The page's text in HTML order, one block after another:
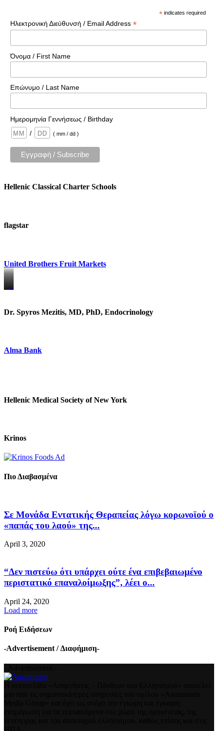
* indicates required
Ηλεκτρονική Διεύθυνσή / Email Address *
Όνομα / First Name
Επώνυμο / Last Name
Ημερομηνία Γεννήσεως / Birthday
/
( mm / dd )
Hellenic Classical Charter Schools
flagstar
United Brothers Fruit Markets
https://www.unitedbrothersfruitmarkets.com/
https://www.unitedbrothersfruitmarkets.com/
Dr. Spyros Mezitis, MD, PhD, Endocrinology
Alma Bank
Hellenic Medical Society of New York
Krinos
Πιο Διαβασμένα
Σε Μονάδα Εντατικής Θεραπείας λόγω κορωνοϊού ο
«παπάς του λαού» της...
April 3, 2020
“Δεν πιστεύω ότι υπάρχει ούτε ένα επιβεβαιωμένο
περιστατικό επαναλοίμωξης”, λέει ο...
April 24, 2020
Load more
Ροή Ειδήσεων
-Advertisement / Διαφήμιση-